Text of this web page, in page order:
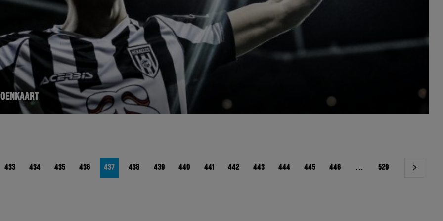
433 434 435 436 437 438 439 440 441 442 443 444 445 446 … 529